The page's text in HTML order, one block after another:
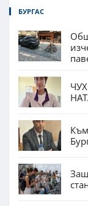
БУРГАС